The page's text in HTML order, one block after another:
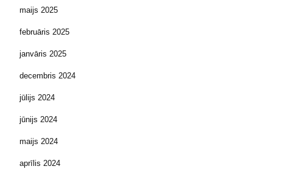
maijs 2025
februāris 2025
janvāris 2025
decembris 2024
jūlijs 2024
jūnijs 2024
maijs 2024
aprīlis 2024